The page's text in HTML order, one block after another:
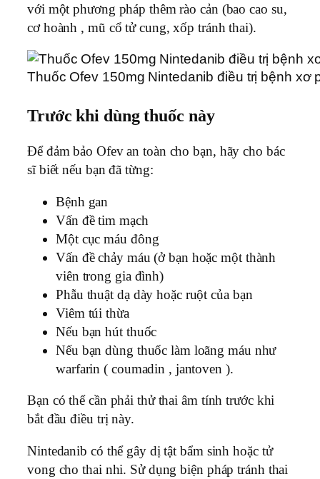
với một phương pháp thêm rào cản (bao cao su,
cơ hoành , mũ cổ tử cung, xốp tránh thai).
Thuốc Ofev 150mg Nintedanib điều trị bệnh xơ
Trước khi dùng thuốc này
Để đảm bảo Ofev an toàn cho bạn, hãy cho bác
sĩ biết nếu bạn đã từng:
Bệnh gan
Vấn đề tim mạch
Một cục máu đông
Vấn đề chảy máu (ở bạn hoặc một thành
viên trong gia đình)
Phẫu thuật dạ dày hoặc ruột của bạn
Viêm túi thừa
Nếu bạn hút thuốc
Nếu bạn dùng thuốc làm loãng máu như
warfarin ( coumadin , jantoven ).
Bạn có thể cần phải thử thai âm tính trước khi
bắt đầu điều trị này.
Nintedanib có thể gây dị tật bẩm sinh hoặc tử
vong cho thai nhi. Sử dụng biện pháp tránh thai